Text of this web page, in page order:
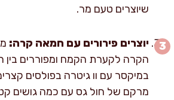
שיוצרים טעם מר.
יוצרים פירורים עם חמאה קרה:
הקרה לקערת הקמח ומפוררים בין
במיקסר עם וו גיטרה בפולסים
מרקם של חול גס עם כמה גושים